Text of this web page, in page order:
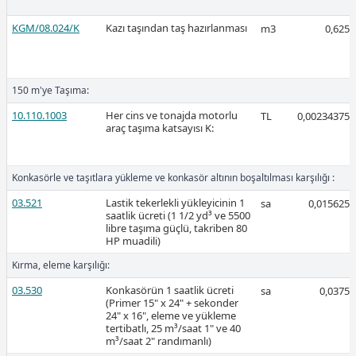
Ücretli
KGM/08.024/K Kazı taşından taş hazırlanması m3 0,625
150 m'ye Taşıma:
10.110.1003
Her cins ve tonajda motorlu
araç taşıma katsayısı K:
TL 0,00234375
Konkasörle ve taşıtlara yükleme ve konkasör altının boşaltılması karşılığı :
03.521
Lastik tekerlekli yükleyicinin 1
saatlik ücreti (1 1/2 yd³ ve 5500
libre taşıma güçlü, takriben 80
HP muadili)
sa 0,015625
Kırma, eleme karşılığı:
03.530
Konkasörün 1 saatlik ücreti
(Primer 15" x 24" + sekonder
24" x 16", eleme ve yükleme
tertibatlı, 25 m³/saat 1" ve 40
m³/saat 2" randımanlı)
sa 0,0375